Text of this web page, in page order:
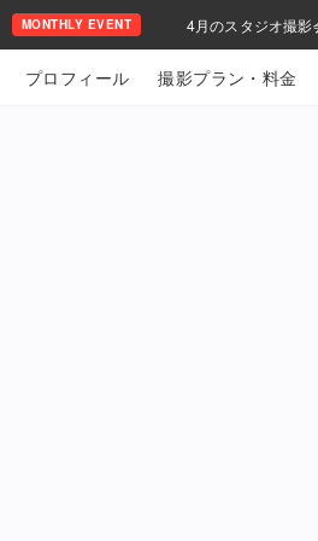
MONTHLY EVENT 4月のスタジオ撮影
プロフィール 撮影プラン・料金